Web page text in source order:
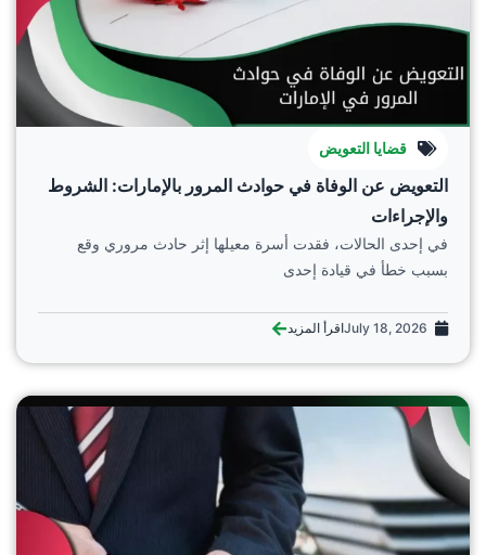
قضايا التعويض
التعويض عن الوفاة في حوادث المرور بالإمارات: الشروط
والإجراءات
في إحدى الحالات، فقدت أسرة معيلها إثر حادث مروري وقع
بسبب خطأ في قيادة إحدى
July 18, 2026اقرأ المزيد